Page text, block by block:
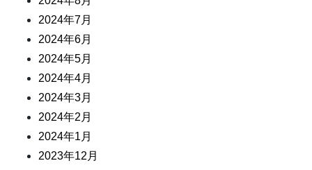
2024年7月
2024年6月
2024年5月
2024年4月
2024年3月
2024年2月
2024年1月
2023年12月